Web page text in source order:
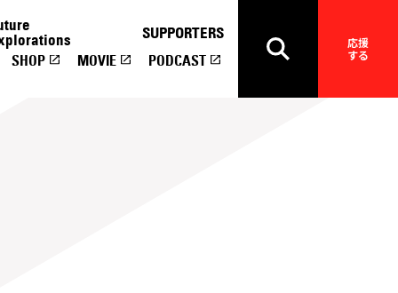
応援
する
SUPPORTERS
SHOP MOVIE PODCAST